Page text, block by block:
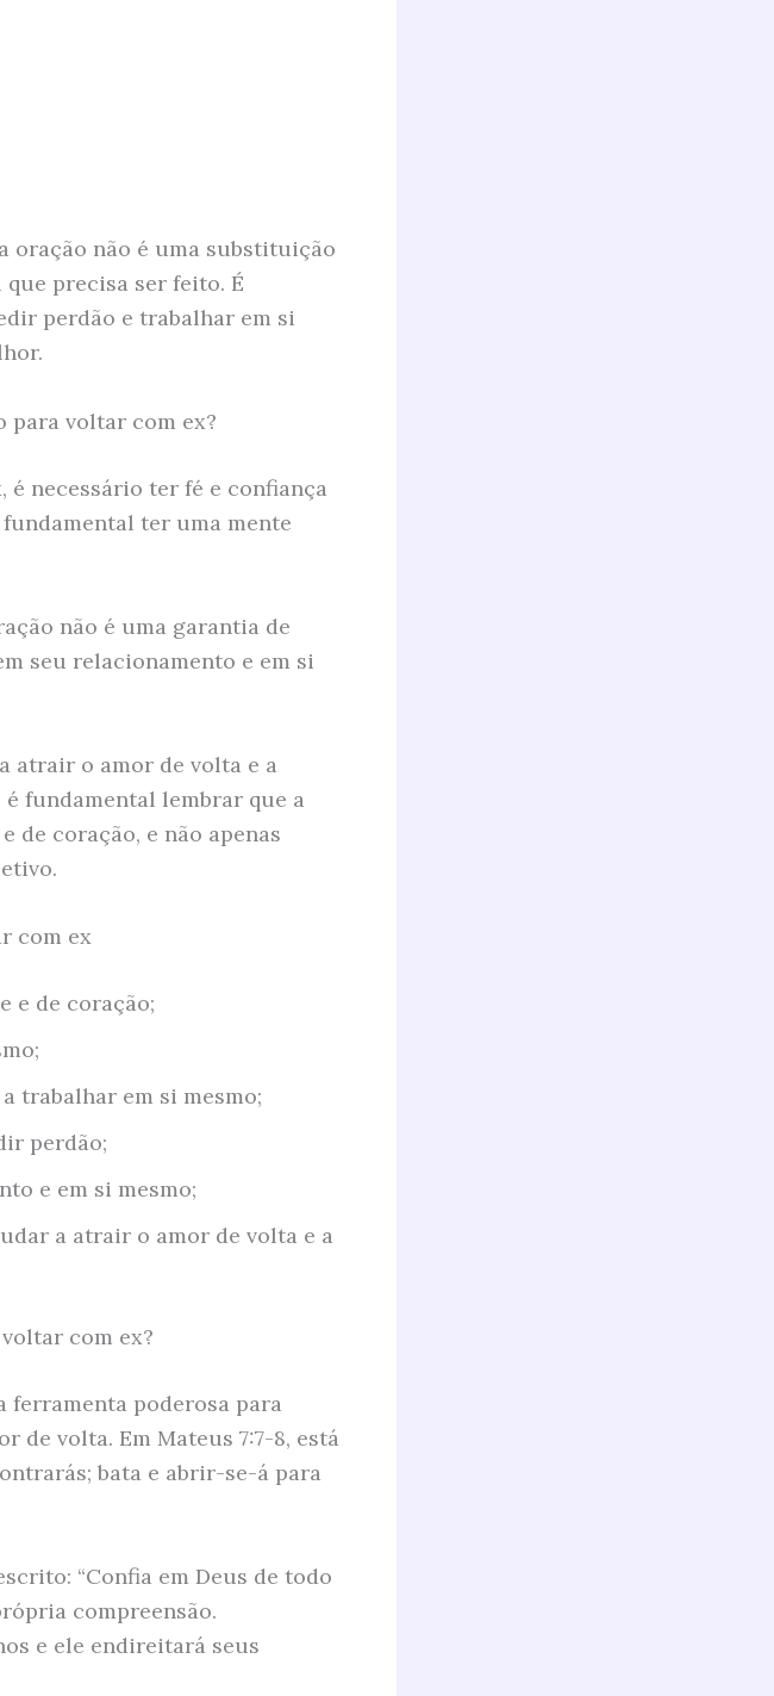
oração não é uma substituição
precisa ser feito. É
perdão e trabalhar em si
para voltar com ex?
é necessário ter fé e confiança
fundamental ter uma mente
não é uma garantia de
seu relacionamento e em si
atrair o amor de volta e a
fundamental lembrar que a
de coração, e não apenas
com ex
e de coração;
trabalhar em si mesmo;
perdão;
e em si mesmo;
a atrair o amor de volta e a
com ex?
ferramenta poderosa para
de volta. Em Mateus 7:7-8, está
bata e abrir-se-á para
“Confia em Deus de todo
compreensão.
e ele endireitará seus